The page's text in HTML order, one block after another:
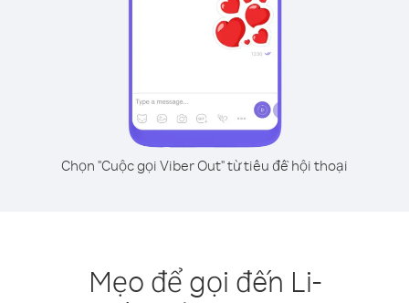
Chọn "Cuộc gọi Viber Out" từ tiêu đề hội thoại
Mẹo để gọi đến Li-